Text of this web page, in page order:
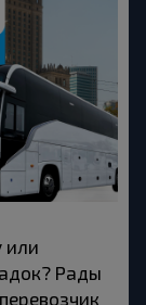
или
Рады